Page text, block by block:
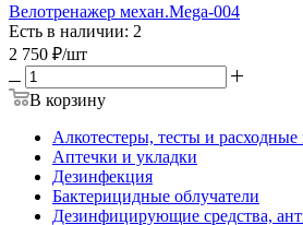
Велотренажер механ.Mega-004
Есть в наличии: 2
2 750 ₽/шт
В корзину
Алкотестеры, тесты и
Аптечки и укладки
Дезинфекция
Бактерицидные облучатели
Дезинфицирующие средства,